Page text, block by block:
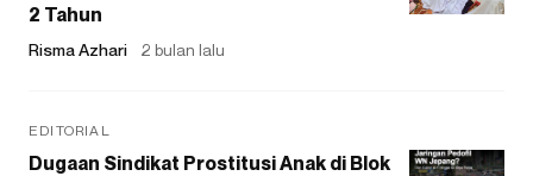
2 Tahun
Risma Azhari 2 bulan lalu
EDITORIAL
Dugaan Sindikat Prostitusi Anak di Blok